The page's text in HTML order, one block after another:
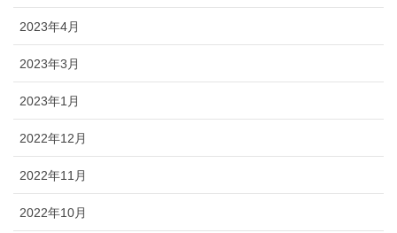
2023年4月
2023年3月
2023年1月
2022年12月
2022年11月
2022年10月